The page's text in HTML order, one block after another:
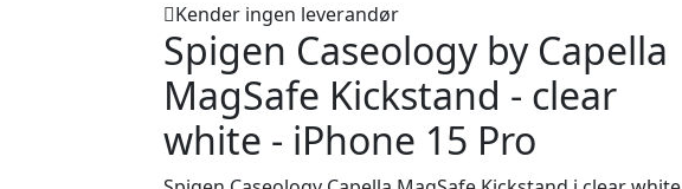
Kender ingen leverandør
Spigen Caseology by Capella
MagSafe Kickstand - clear
white - iPhone 15 Pro